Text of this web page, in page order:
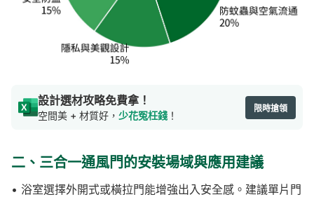
設計選材攻略免費拿！
空間美 + 材質好， 少花冤枉錢 ！
限時搶領
二、三合一通風門的安裝場域與應用建議
• 浴室選擇外開式或橫拉門能增強出入安全感。建議單片門